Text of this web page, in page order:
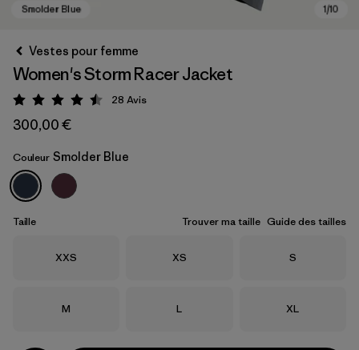
Smolder Blue
Vestes pour femme
Women's Storm Racer Jacket
Évaluation: 4.5 / 5
28 Avis
300,00 €
Couleur Smolder Blue
Taille Trouver ma taille Guide des tailles
Taille
XXS Taille
XS Taille
S
Taille
M Taille
L Taille
XL